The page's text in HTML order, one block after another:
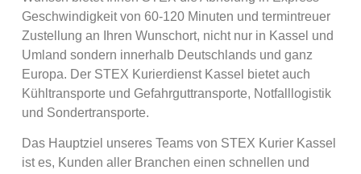
Geschwindigkeit von 60-120 Minuten und termintreuer
Zustellung an Ihren Wunschort, nicht nur in Kassel und
Umland sondern innerhalb Deutschlands und ganz
Europa. Der STEX Kurierdienst Kassel bietet auch
Kühltransporte und Gefahrguttransporte, Notfalllogistik
und Sondertransporte.
Das Hauptziel unseres Teams von STEX Kurier Kassel
ist es, Kunden aller Branchen einen schnellen und